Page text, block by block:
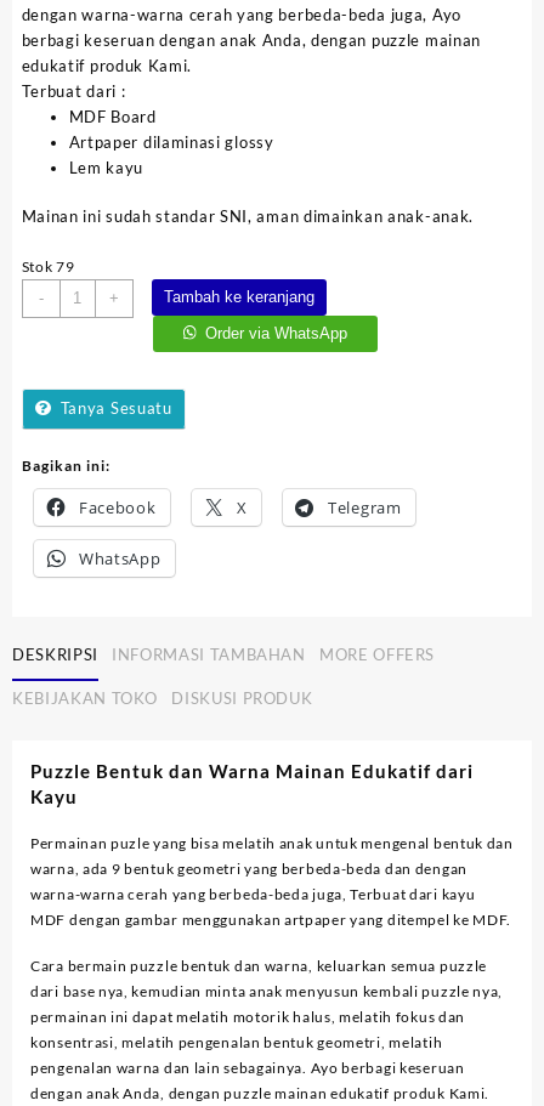
dengan warna-warna cerah yang berbeda-beda juga, Ayo
berbagi keseruan dengan anak Anda, dengan puzzle mainan
edukatif produk Kami.
Terbuat dari :
MDF Board
Artpaper dilaminasi glossy
Lem kayu
Mainan ini sudah standar SNI, aman dimainkan anak-anak.
Stok 79
-
Kuantitas
Puzzle
Warna
+
Tambah ke keranjang
Order via WhatsApp
Tanya Sesuatu
Bagikan ini:
Facebook X Telegram
WhatsApp
DESKRIPSI INFORMASI TAMBAHAN MORE OFFERS
KEBIJAKAN TOKO DISKUSI PRODUK
Puzzle Bentuk dan Warna Mainan Edukatif dari
Kayu
Permainan puzle yang bisa melatih anak untuk mengenal bentuk dan
warna, ada 9 bentuk geometri yang berbeda-beda dan dengan
warna-warna cerah yang berbeda-beda juga, Terbuat dari kayu
MDF dengan gambar menggunakan artpaper yang ditempel ke MDF.
Cara bermain puzzle bentuk dan warna, keluarkan semua puzzle
dari base nya, kemudian minta anak menyusun kembali puzzle nya,
permainan ini dapat melatih motorik halus, melatih fokus dan
konsentrasi, melatih pengenalan bentuk geometri, melatih
pengenalan warna dan lain sebagainya. Ayo berbagi keseruan
dengan anak Anda, dengan puzzle mainan edukatif produk Kami.